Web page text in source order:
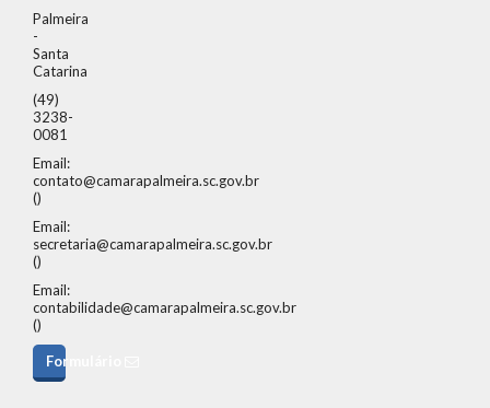
Palmeira
-
Santa
Catarina
(49)
3238-
0081
Email:
contato@camarapalmeira.sc.gov.br
()
Email:
secretaria@camarapalmeira.sc.gov.br
()
Email:
contabilidade@camarapalmeira.sc.gov.br
()
Formulário